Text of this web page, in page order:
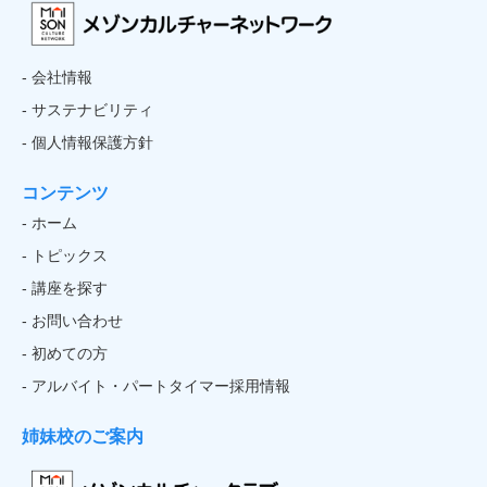
- 会社情報
- サステナビリティ
- 個人情報保護方針
コンテンツ
- ホーム
- トピックス
- 講座を探す
- お問い合わせ
- 初めての方
- アルバイト・パートタイマー採用情報
姉妹校のご案内